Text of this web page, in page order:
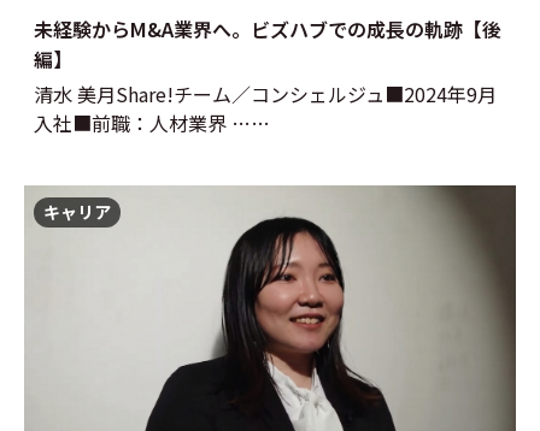
未経験からM&A業界へ。ビズハブでの成長の軌跡【後
編】
清水 美月Share!チーム／コンシェルジュ■2024年9月
入社■前職：人材業界 ……
キャリア